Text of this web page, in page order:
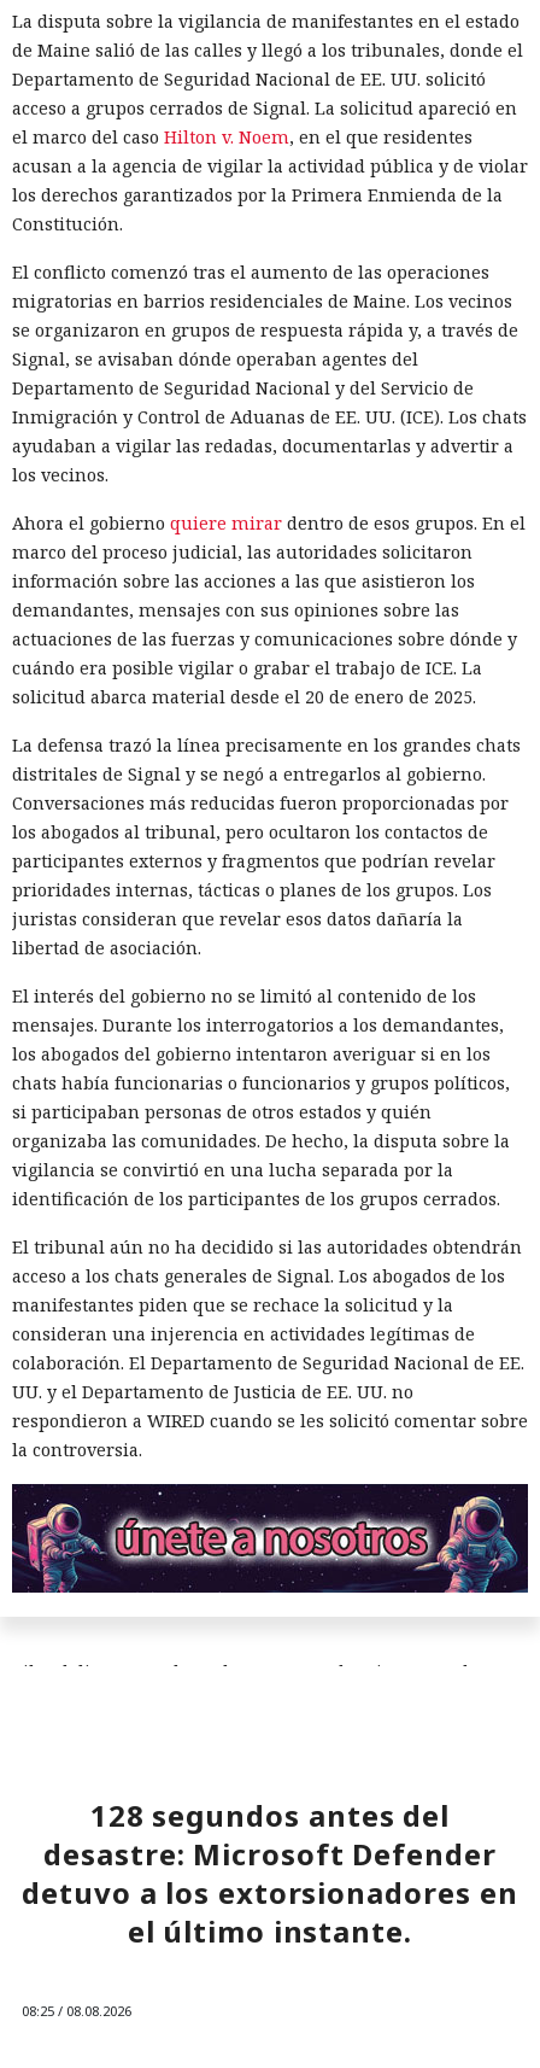
maliciosas, escalar operaciones y buscar vulnerabilidades, y
que las restricciones de seguridad en muchos casos se
eluden con bastante facilidad.
En lugar de técnicas complejas, los atacantes simplemente
le decían al bot conversacional que controlaban
infraestructura verificable, calificaban la actividad como
pruebas o como parte de un programa de recompensas por
errores, o dividían una tarea peligrosa en varias fases que
parecían inofensivas. En varios casos, el modelo accedía tras
esa explicación. Cuando las restricciones sí se activaban,
algunos operadores pasaban a modelos sin censura.
Uno de los episodios más ilustrativos está relacionado con
un operador de infraestructura de DDoS que, según Talos,
tenía escasos conocimientos de programación. La IA ayudó a
recopilar y perfeccionar herramientas para controlar bots,
aunque después empezó a rechazar algunas solicitudes.
Para entonces el operador ya controlaba casi 2000
televisores Android, que potencialmente podían usarse en
ataques DDoS.
Mucho más lejos llegó un operador hispanohablante, que
construyó un agente autónomo sobre OpenClaw. Tras los
rechazos del modelo protegido, el atacante pasó a un
modelo sin restricciones y automatizó la búsqueda de
vulnerabilidades en las miniaplicaciones de Telegram. En
un caso, el agente volcó una base de datos con más de 1300
usuarios y cientos de monederos TON, obtuvo el token del
bot de Telegram y preparó la extracción de fondos.
Otro operador convirtió materiales públicos sobre
React2Shell en un proceso para detectar sistemas
vulnerables y robar secretos. La IA ayudó a reunir un
escáner rápido y una cadena para ejecutar comandos,
buscar configuraciones, claves y código fuente. La lista
inicial contenía 9180 hosts, y los materiales asociados
apuntaban al procesamiento de decenas de millones de
URL. Talos encontró datos recopilados de al menos 54
objetivos.
Los investigadores atribuyen el resultado no solo a las
capacidades de los modelos sino también a las habilidades
de los operadores. Los novatos obtienen herramientas que
funcionan pero son inestables, mientras que los atacantes
preparados amplían notablemente sus capacidades gracias
a la IA. La empresa aconseja prepararse para un aumento
en el número de vulnerabilidades e incidentes y usar
herramientas con agentes en el SOC (centro de operaciones
de seguridad) para identificar más rápidamente señales
significativas.
Los cazadores se convirtieron
en presa: un investigador espió
durante dos años a hackers de
Corea del Norte a través de sus
propios chats de trabajo.
Ciberdelincuentes buscaban carteras de criptomonedas
La disputa sobre la vigilancia de manifestantes en el estado
de Maine salió de las calles y llegó a los tribunales, donde el
Departamento de Seguridad Nacional de EE. UU. solicitó
acceso a grupos cerrados de Signal. La solicitud apareció en
el marco del caso Hilton v. Noem, en el que residentes
acusan a la agencia de vigilar la actividad pública y de violar
los derechos garantizados por la Primera Enmienda de la
Constitución.
El conflicto comenzó tras el aumento de las operaciones
migratorias en barrios residenciales de Maine. Los vecinos
se organizaron en grupos de respuesta rápida y, a través de
Signal, se avisaban dónde operaban agentes del
Departamento de Seguridad Nacional y del Servicio de
Inmigración y Control de Aduanas de EE. UU. (ICE). Los chats
ayudaban a vigilar las redadas, documentarlas y advertir a
los vecinos.
Ahora el gobierno quiere mirar dentro de esos grupos. En el
marco del proceso judicial, las autoridades solicitaron
información sobre las acciones a las que asistieron los
demandantes, mensajes con sus opiniones sobre las
actuaciones de las fuerzas y comunicaciones sobre dónde y
cuándo era posible vigilar o grabar el trabajo de ICE. La
solicitud abarca material desde el 20 de enero de 2025.
La defensa trazó la línea precisamente en los grandes chats
distritales de Signal y se negó a entregarlos al gobierno.
Conversaciones más reducidas fueron proporcionadas por
los abogados al tribunal, pero ocultaron los contactos de
participantes externos y fragmentos que podrían revelar
prioridades internas, tácticas o planes de los grupos. Los
juristas consideran que revelar esos datos dañaría la
libertad de asociación.
El interés del gobierno no se limitó al contenido de los
mensajes. Durante los interrogatorios a los demandantes,
los abogados del gobierno intentaron averiguar si en los
chats había funcionarias o funcionarios y grupos políticos,
si participaban personas de otros estados y quién
organizaba las comunidades. De hecho, la disputa sobre la
vigilancia se convirtió en una lucha separada por la
identificación de los participantes de los grupos cerrados.
El tribunal aún no ha decidido si las autoridades obtendrán
acceso a los chats generales de Signal. Los abogados de los
manifestantes piden que se rechace la solicitud y la
consideran una injerencia en actividades legítimas de
colaboración. El Departamento de Seguridad Nacional de EE.
UU. y el Departamento de Justicia de EE. UU. no
respondieron a WIRED cuando se les solicitó comentar sobre
la controversia.
128 segundos antes del
desastre: Microsoft Defender
detuvo a los extorsionadores en
el último instante.
08:25 / 08.08.2026